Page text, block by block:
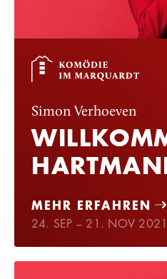
Simon Verhoeven
MEHR ERFAHREN
24. SEP – 21. NOV